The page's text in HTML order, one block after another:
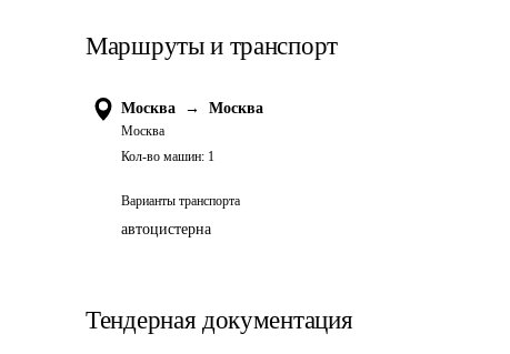
Маршруты и транспорт
Москва →
Москва
Москва
Кол-во машин: 1
Варианты транспорта
автоцистерна
Тендерная документация